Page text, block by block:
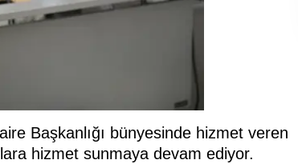
Başkanlığı bünyesinde hizmet veren
hizmet sunmaya devam ediyor.